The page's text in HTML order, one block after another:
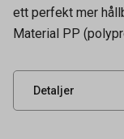
ett perfekt mer
Material PP
Detaljer
Volym
Leverantörens
UNSPSC